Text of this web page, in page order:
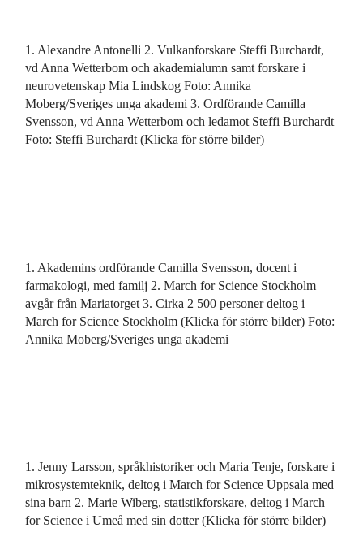
1. Alexandre Antonelli 2. Vulkanforskare Steffi Burchardt,
vd Anna Wetterbom och akademialumn samt forskare i
neurovetenskap Mia Lindskog Foto: Annika
Moberg/Sveriges unga akademi 3. Ordförande Camilla
Svensson, vd Anna Wetterbom och ledamot Steffi Burchardt
Foto: Steffi Burchardt (Klicka för större bilder)
1. Akademins ordförande Camilla Svensson, docent i
farmakologi, med familj 2. March for Science Stockholm
avgår från Mariatorget 3. Cirka 2 500 personer deltog i
March for Science Stockholm (Klicka för större bilder) Foto:
Annika Moberg/Sveriges unga akademi
1. Jenny Larsson, språkhistoriker och Maria Tenje, forskare i
mikrosystemteknik, deltog i March for Science Uppsala med
sina barn 2. Marie Wiberg, statistikforskare, deltog i March
for Science i Umeå med sin dotter (Klicka för större bilder)